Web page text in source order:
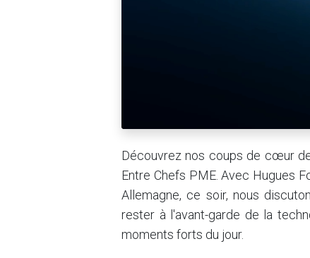
Découvrez nos coups de cœur
Entre Chefs PME. Avec Hugues
Allemagne, ce soir, nous
rester à l'avant-garde de la
moments forts du jour.